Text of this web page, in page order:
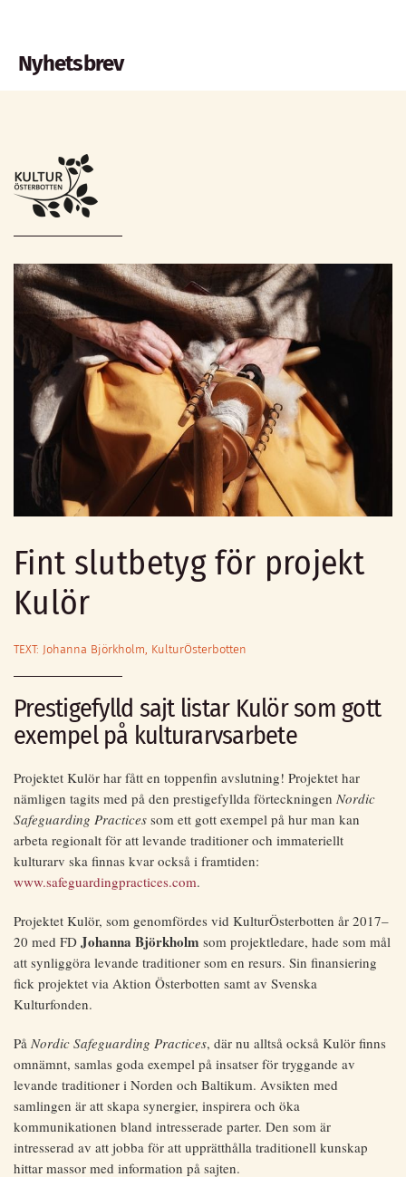
Nyhetsbrev
Fint slutbetyg för projekt
Kulör
TEXT: Johanna Björkholm, KulturÖsterbotten
Prestigefylld sajt listar Kulör som gott
exempel på kulturarvsarbete
Projektet Kulör har fått en toppenfin avslutning! Projektet har
nämligen tagits med på den prestigefyllda förteckningen Nordic
Safeguarding Practices som ett gott exempel på hur man kan
arbeta regionalt för att levande traditioner och immateriellt
kulturarv ska finnas kvar också i framtiden:
www.safeguardingpractices.com.
Projektet Kulör, som genomfördes vid KulturÖsterbotten år 2017–
20 med FD Johanna Björkholm som projektledare, hade som mål
att synliggöra levande traditioner som en resurs. Sin finansiering
fick projektet via Aktion Österbotten samt av Svenska
Kulturfonden.
På Nordic Safeguarding Practices, där nu alltså också Kulör finns
omnämnt, samlas goda exempel på insatser för tryggande av
levande traditioner i Norden och Baltikum. Avsikten med
samlingen är att skapa synergier, inspirera och öka
kommunikationen bland intresserade parter. Den som är
intresserad av att jobba för att upprätthålla traditionell kunskap
hittar massor med information på sajten.